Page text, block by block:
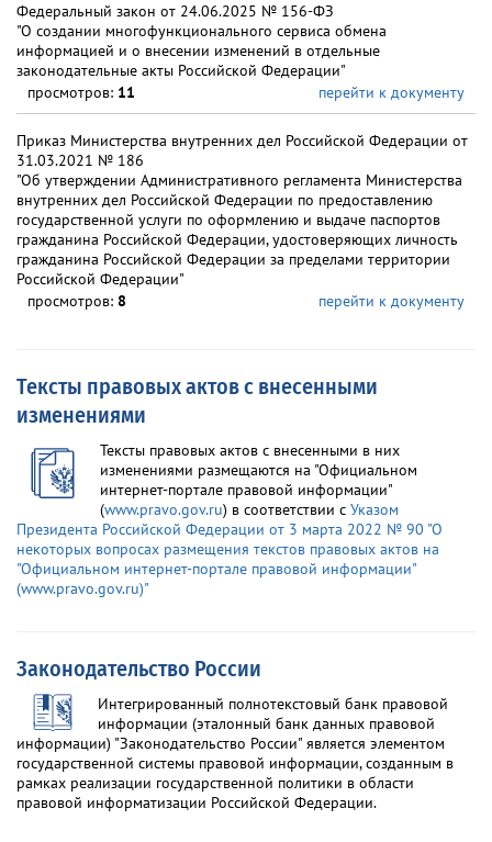
Федеральный закон от 24.06.2025 № 156-ФЗ
"О создании многофункционального сервиса обмена
информацией и о внесении изменений в отдельные
законодательные акты Российской Федерации"
просмотров: 11 перейти к документу
Приказ Министерства внутренних дел Российской Федерации от
31.03.2021 № 186
"Об утверждении Административного регламента Министерства
внутренних дел Российской Федерации по предоставлению
государственной услуги по оформлению и выдаче паспортов
гражданина Российской Федерации, удостоверяющих личность
гражданина Российской Федерации за пределами территории
Российской Федерации"
просмотров: 8 перейти к документу
Тексты правовых актов с внесенными
изменениями
Тексты правовых актов с внесенными в них
изменениями размещаются на "Официальном
интернет-портале правовой информации"
(www.pravo.gov.ru) в соответствии с Указом
Президента Российской Федерации от 3 марта 2022 № 90 "О
некоторых вопросах размещения текстов правовых актов на
"Официальном интернет-портале правовой информации"
(www.pravo.gov.ru)"
Законодательство России
Интегрированный полнотекстовый банк правовой
информации (эталонный банк данных правовой
информации) "Законодательство России" является элементом
государственной системы правовой информации, созданным в
рамках реализации государственной политики в области
правовой информатизации Российской Федерации.